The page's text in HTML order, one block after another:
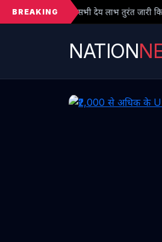
BREAKING
तुरंत जारी किए जाएं ● फर्जी
NATION